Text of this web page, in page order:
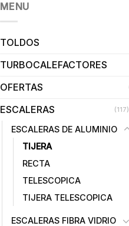
MENU
TOLDOS
TURBOCALEFACTORES
OFERTAS
ESCALERAS (117)
ESCALERAS DE ALUMINIO
TIJERA
RECTA
TELESCOPICA
TIJERA TELESCOPICA
ESCALERAS FIBRA VIDRIO